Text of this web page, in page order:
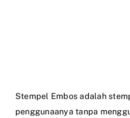
Stempel Embos adalah
penggunaanya tanpa